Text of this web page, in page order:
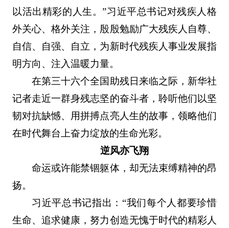
以活出精彩的人生。”习近平总书记对残疾人格
外关心、格外关注，殷殷勉励广大残疾人自尊、
自信、自强、自立，为新时代残疾人事业发展指
明方向、注入温暖力量。
在第三十六个全国助残日来临之际，新华社
记者走近一群身残志坚的奋斗者，聆听他们以坚
韧对抗缺憾、用拼搏点亮人生的故事，领略他们
在时代舞台上奋力绽放的生命光彩。
逆风亦飞翔
命运或许能禁锢躯体，却无法束缚精神的昂
扬。
习近平总书记指出：“我们每个人都要珍惜
生命、追求健康，努力创造无愧于时代的精彩人